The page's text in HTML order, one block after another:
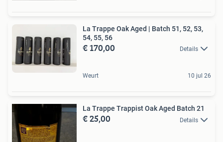
La Trappe Oak Aged | Batch 51, 52, 53,
54, 55, 56
€ 170,00 Details
Weurt 10 jul 26
La Trappe Trappist Oak Aged Batch 21
€ 25,00 Details